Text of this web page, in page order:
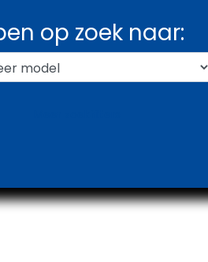
op zoek naar: